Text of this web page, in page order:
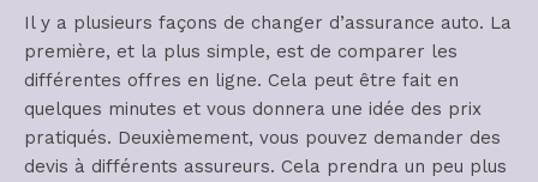
Il y a plusieurs façons de changer d’assurance auto. La
première, et la plus simple, est de comparer les
différentes offres en ligne. Cela peut être fait en
quelques minutes et vous donnera une idée des prix
pratiqués. Deuxièmement, vous pouvez demander des
devis à différents assureurs. Cela prendra un peu plus